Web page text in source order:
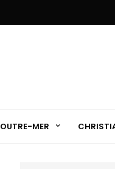
OUTRE-MER